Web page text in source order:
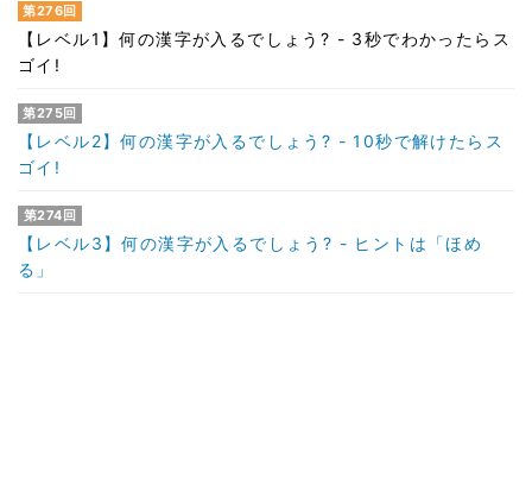
第276回
【レベル1】何の漢字が入るでしょう? - 3秒でわかったらス
ゴイ!
第275回
【レベル2】何の漢字が入るでしょう? - 10秒で解けたらス
ゴイ!
第274回
【レベル3】何の漢字が入るでしょう? - ヒントは「ほめ
る」